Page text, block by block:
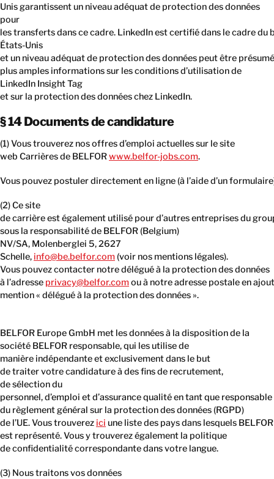
Unis garantissent un niveau adéquat de protection des données
pour
les transferts dans ce cadre. LinkedIn est certifié dans le cadre
États-Unis
et un niveau adéquat de protection des données peut être
plus amples informations sur les conditions d’utilisation de
LinkedIn Insight Tag
et sur la protection des données chez LinkedIn.
§ 14 Documents de candidature
(1) Vous trouverez nos offres d’emploi actuelles sur le site
web Carrières de BELFORwww.belfor-jobs.com.
Vous pouvez postuler directement en ligne (à l’aide d’un
(2) Ce site
de carrière est également utilisé pour d’autres entreprises du
sous la responsabilité de BELFOR (Belgium)
NV/SA, Molenberglei 5, 2627
Schelle, info@be.belfor.com (voir nos mentions légales).
Vous pouvez contacter notre délégué à la protection des données
à l’adresse privacy@belfor.comou à notre adresse postale en
mention « délégué à la protection des données ».
BELFOR Europe GmbH met les données à la disposition de la
société BELFOR responsable, qui les utilise de
manière indépendante et exclusivement dans le but
de traiter votre candidature à des fins de recrutement,
de sélection du
personnel, d’emploi et d’assurance qualité en tant que
du règlement général sur la protection des données (RGPD)
de l’UE. Vous trouverez ici une liste des pays dans lesquels BELFOR
est représenté. Vous y trouverez également la politique
de confidentialité correspondante dans votre langue.
(3) Nous traitons vos données